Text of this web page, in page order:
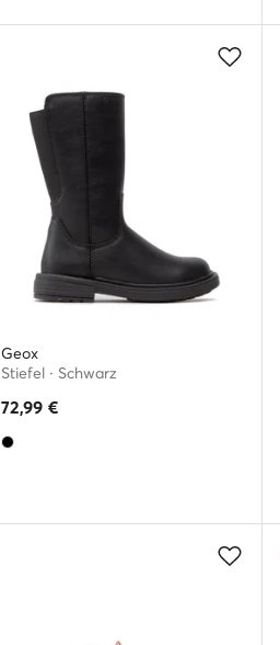
Geox
Stiefel · Schwarz
72,99 €